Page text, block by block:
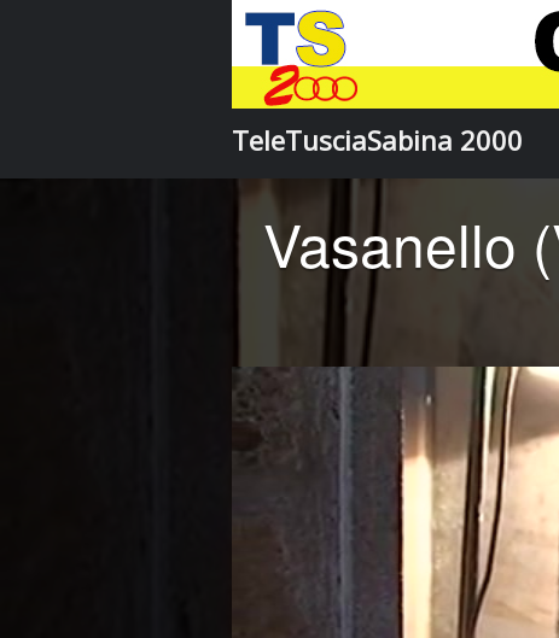
TeleTusciaSabina 2000
Vasanello